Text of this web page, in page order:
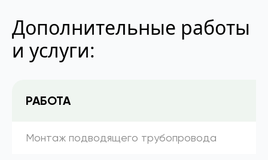
Дополнительные работы
и услуги:
РАБОТА
Монтаж подводящего трубопровода